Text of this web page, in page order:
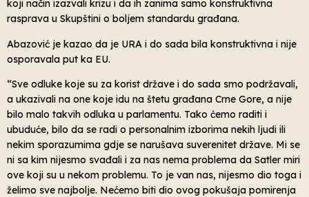
koji način izazvali krizu i da ih zanima samo konstruktivna
rasprava u Skupštini o boljem standardu građana.
Abazović je kazao da je URA i do sada bila konstruktivna i nije
osporavala put ka EU.
“Sve odluke koje su za korist države i do sada smo podržavali,
a ukazivali na one koje idu na štetu građana Crne Gore, a nije
bilo malo takvih odluka u parlamentu. Tako ćemo raditi i
ubuduće, bilo da se radi o personalnim izborima nekih ljudi ili
nekim sporazumima gdje se narušava suverenitet države. Mi se
ni sa kim nijesmo svađali i za nas nema problema da Satler miri
ove koji su u nekom problemu. To je van nas, nijesmo dio toga i
želimo sve najbolje. Nećemo biti dio ovog pokušaja pomirenja